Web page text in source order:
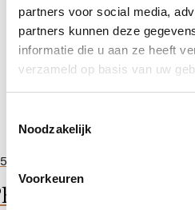
partners voor social media,
partners kunnen deze
informatie die u aan ze heeft
verzameld op basis van uw
Noodzakelijk
Voorkeuren
Firming Neck